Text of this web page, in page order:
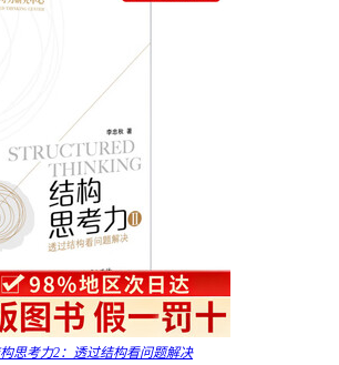
思考力2：透过结构看问题解决